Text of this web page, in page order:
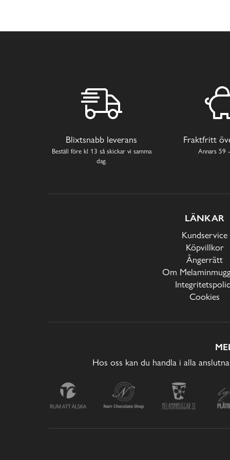
Blixtsnabb leverans
Beställ före kl 13 så skickar vi samma
dag.
Fraktfritt
Annars 59
LÄNKAR
Kundservice
Köpvillkor
Ångerrätt
Om
Cookies
Hos oss kan du handla i alla